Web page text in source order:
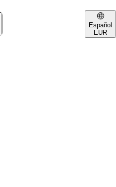
Español
EUR